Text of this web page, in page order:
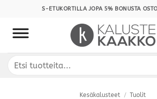
content
S-ETUKORTILLA JOPA 5% BONUSTA
Etsi:
Kesäkalusteet / Tuolit